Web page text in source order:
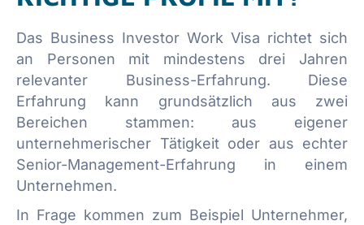
Das Business Investor Work Visa richtet sich
an Personen mit mindestens drei Jahren
relevanter Business-Erfahrung. Diese
Erfahrung kann grundsätzlich aus zwei
Bereichen stammen: aus eigener
unternehmerischer Tätigkeit oder aus echter
Senior-Management-Erfahrung in einem
Unternehmen.
In Frage kommen zum Beispiel Unternehmer,